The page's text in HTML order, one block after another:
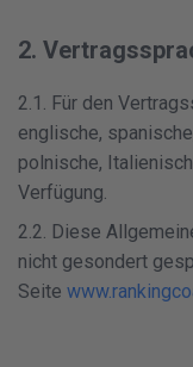
2.
2.1. Für den
englische,
polnische,
Verfügung.
2.2. Diese
nicht gesondert
Seite